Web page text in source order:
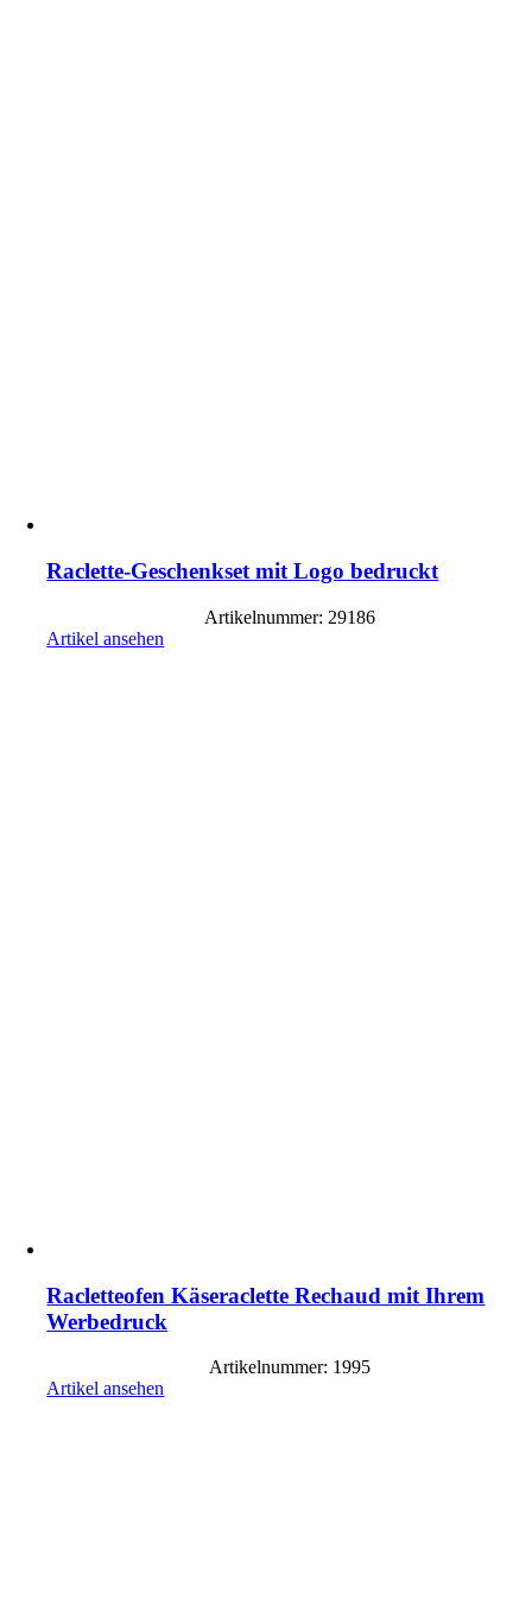
Raclette-Geschenkset mit Logo bedruckt
Artikelnummer: 29186
Artikel ansehen
Racletteofen Käseraclette Rechaud mit Ihrem
Werbedruck
Artikelnummer: 1995
Artikel ansehen